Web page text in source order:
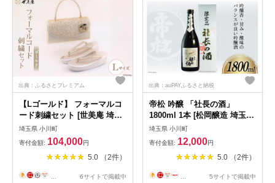
出典：ふるさとプレミアム
【Lゴールド】 フォーマルコ
ード刺繍セット [世美庵 埼玉
県 小川町 322] 履物 草履 鞄
ぞうり ゾウリ かばん カバン
バッグ セット 女性用 婦人用
レディース フォーマル 職人
手作り 日本製
埼玉県 小川町
寄付金額: 104,000円
5.0 （2件）
6サイトで掲載中
出典：auPAYふるさと納税
帝松 吟醸 「社長の酒」
1800ml 1本 [松岡醸造 埼玉県
小川町 399] 酒 お酒 日本酒
吟醸酒 一升瓶
埼玉県 小川町
寄付金額: 12,000円
5.0 （2件）
5サイトで掲載中